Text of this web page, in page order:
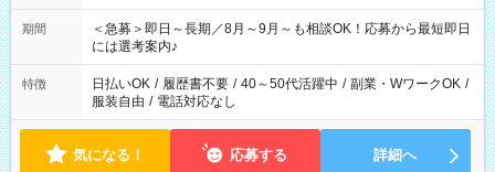
ば前職が、 在宅/財団法人/事務/コールセンター/受付/販売/カフェ
スタッフ スイーツ販売/ホテルフロント/化粧品販売/など 様々な
業界から入社して活躍されています♪
期間
＜急募＞即日～長期／8月～9月～も相談OK！応募から最短即日
には選考案内♪
特徴 日払いOK / 履歴書不要 / 40～50代活躍中 / 副業・WワークOK /
服装自由 / 電話対応なし
気になる！ 応募する 詳細へ